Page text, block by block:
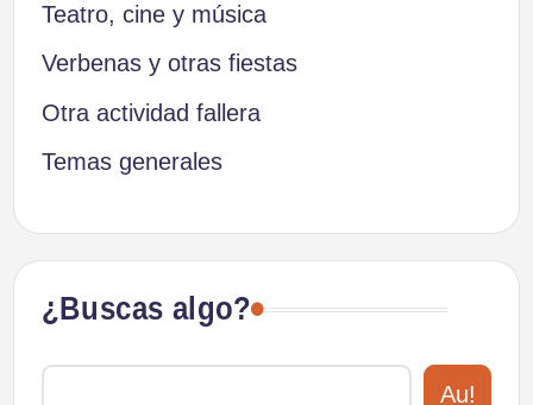
Teatro, cine y música
Verbenas y otras fiestas
Otra actividad fallera
Temas generales
¿Buscas algo?
Au!